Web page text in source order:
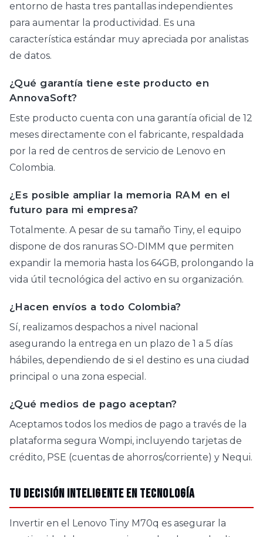
entorno de hasta tres pantallas independientes
para aumentar la productividad. Es una
característica estándar muy apreciada por analistas
de datos.
¿Qué garantía tiene este producto en
AnnovaSoft?
Este producto cuenta con una garantía oficial de 12
meses directamente con el fabricante, respaldada
por la red de centros de servicio de Lenovo en
Colombia.
¿Es posible ampliar la memoria RAM en el
futuro para mi empresa?
Totalmente. A pesar de su tamaño Tiny, el equipo
dispone de dos ranuras SO-DIMM que permiten
expandir la memoria hasta los 64GB, prolongando la
vida útil tecnológica del activo en su organización.
¿Hacen envíos a todo Colombia?
Sí, realizamos despachos a nivel nacional
asegurando la entrega en un plazo de 1 a 5 días
hábiles, dependiendo de si el destino es una ciudad
principal o una zona especial.
¿Qué medios de pago aceptan?
Aceptamos todos los medios de pago a través de la
plataforma segura Wompi, incluyendo tarjetas de
crédito, PSE (cuentas de ahorros/corriente) y Nequi.
Tu decisión inteligente en tecnología
Invertir en el Lenovo Tiny M70q es asegurar la